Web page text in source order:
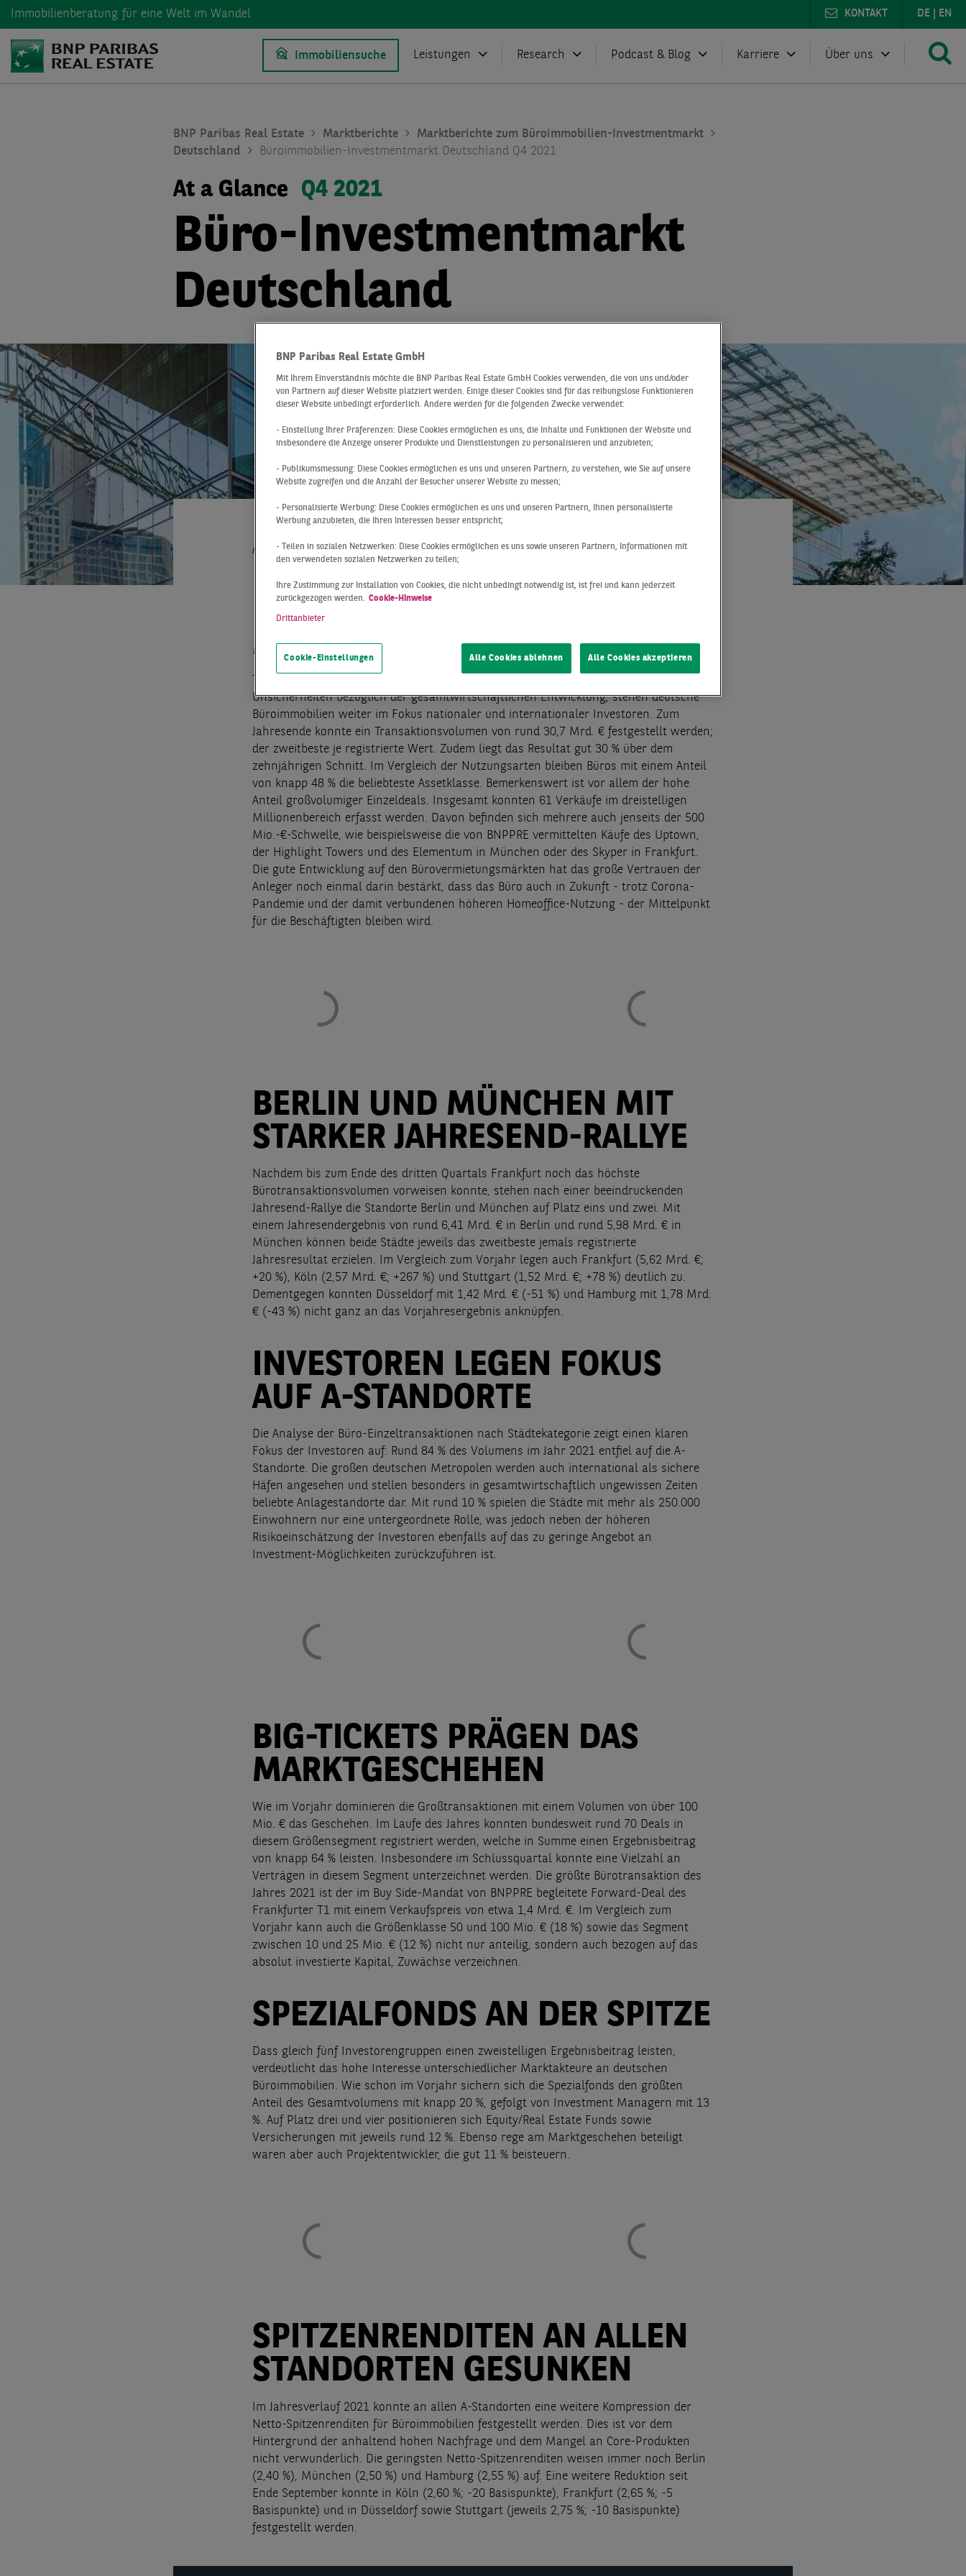
Immobilienberatung für eine Welt im Wandel DE EN
KONTAKT
Immobiliensuche Leistungen Research Podcast & Blog Karriere Über uns
BNP Paribas Real Estate Marktberichte
Marktberichte zum Büroimmobilien-Investmentmarkt
Deutschland
Büroimmobilien-Investmentmarkt Deutschland Q4 2021
At a Glance Q4 2021
Büro-Investmentmarkt
Deutschland
At a Glance Deutschland Q4 2021
BÜRO-INVESTMENTS
KNACKEN DIE 30 MRD.-€-
MARKE
Unsicherheiten bezüglich der gesamtwirtschaftlichen Entwicklung, stehen deutsche
Büroimmobilien weiter im Fokus nationaler und internationaler Investoren. Zum
Jahresende konnte ein Transaktionsvolumen von rund 30,7 Mrd. € festgestellt werden;
der zweitbeste je registrierte Wert. Zudem liegt das Resultat gut 30 % über dem
zehnjährigen Schnitt. Im Vergleich der Nutzungsarten bleiben Büros mit einem Anteil
von knapp 48 % die beliebteste Assetklasse. Bemerkenswert ist vor allem der hohe
Anteil großvolumiger Einzeldeals. Insgesamt konnten 61 Verkäufe im dreistelligen
Millionenbereich erfasst werden. Davon befinden sich mehrere auch jenseits der 500
Mio.-€-Schwelle, wie beispielsweise die von BNPPRE vermittelten Käufe des Uptown,
der Highlight Towers und des Elementum in München oder des Skyper in Frankfurt.
Die gute Entwicklung auf den Bürovermietungsmärkten hat das große Vertrauen der
Anleger noch einmal darin bestärkt, dass das Büro auch in Zukunft - trotz Corona-
Pandemie und der damit verbundenen höheren Homeoffice-Nutzung - der Mittelpunkt
für die Beschäftigten bleiben wird.
BERLIN UND MÜNCHEN MIT
STARKER JAHRESEND-RALLYE
Nachdem bis zum Ende des dritten Quartals Frankfurt noch das höchste
Bürotransaktionsvolumen vorweisen konnte, stehen nach einer beeindruckenden
Jahresend-Rallye die Standorte Berlin und München auf Platz eins und zwei. Mit
einem Jahresendergebnis von rund 6,41 Mrd. € in Berlin und rund 5,98 Mrd. € in
München können beide Städte jeweils das zweitbeste jemals registrierte
Jahresresultat erzielen. Im Vergleich zum Vorjahr legen auch Frankfurt (5,62 Mrd. €;
+20 %), Köln (2,57 Mrd. €; +267 %) und Stuttgart (1,52 Mrd. €; +78 %) deutlich zu.
Dementgegen konnten Düsseldorf mit 1,42 Mrd. € (-51 %) und Hamburg mit 1,78 Mrd.
€ (-43 %) nicht ganz an das Vorjahresergebnis anknüpfen.
INVESTOREN LEGEN FOKUS
AUF A-STANDORTE
Die Analyse der Büro-Einzeltransaktionen nach Städtekategorie zeigt einen klaren
Fokus der Investoren auf: Rund 84 % des Volumens im Jahr 2021 entfiel auf die A-
Standorte. Die großen deutschen Metropolen werden auch international als sichere
Häfen angesehen und stellen besonders in gesamtwirtschaftlich ungewissen Zeiten
beliebte Anlagestandorte dar. Mit rund 10 % spielen die Städte mit mehr als 250.000
Einwohnern nur eine untergeordnete Rolle, was jedoch neben der höheren
Risikoeinschätzung der Investoren ebenfalls auf das zu geringe Angebot an
Investment-Möglichkeiten zurückzuführen ist.
BIG-TICKETS PRÄGEN DAS
MARKTGESCHEHEN
Wie im Vorjahr dominieren die Großtransaktionen mit einem Volumen von über 100
Mio. € das Geschehen. Im Laufe des Jahres konnten bundesweit rund 70 Deals in
diesem Größensegment registriert werden, welche in Summe einen Ergebnisbeitrag
von knapp 64 % leisten. Insbesondere im Schlussquartal konnte eine Vielzahl an
Verträgen in diesem Segment unterzeichnet werden. Die größte Bürotransaktion des
Jahres 2021 ist der im Buy Side-Mandat von BNPPRE begleitete Forward-Deal des
Frankfurter T1 mit einem Verkaufspreis von etwa 1,4 Mrd. €. Im Vergleich zum
Vorjahr kann auch die Größenklasse 50 und 100 Mio. € (18 %) sowie das Segment
zwischen 10 und 25 Mio. € (12 %) nicht nur anteilig, sondern auch bezogen auf das
absolut investierte Kapital, Zuwächse verzeichnen.
SPEZIALFONDS AN DER SPITZE
Dass gleich fünf Investorengruppen einen zweistelligen Ergebnisbeitrag leisten,
verdeutlicht das hohe Interesse unterschiedlicher Marktakteure an deutschen
Büroimmobilien. Wie schon im Vorjahr sichern sich die Spezialfonds den größten
Anteil des Gesamtvolumens mit knapp 20 %, gefolgt von Investment Managern mit 13
%. Auf Platz drei und vier positionieren sich Equity/Real Estate Funds sowie
Versicherungen mit jeweils rund 12 %. Ebenso rege am Marktgeschehen beteiligt
waren aber auch Projektentwickler, die gut 11 % beisteuern.
SPITZENRENDITEN AN ALLEN
STANDORTEN GESUNKEN
Im Jahresverlauf 2021 konnte an allen A-Standorten eine weitere Kompression der
Netto-Spitzenrenditen für Büroimmobilien festgestellt werden. Dies ist vor dem
Hintergrund der anhaltend hohen Nachfrage und dem Mangel an Core-Produkten
nicht verwunderlich. Die geringsten Netto-Spitzenrenditen weisen immer noch Berlin
(2,40 %), München (2,50 %) und Hamburg (2,55 %) auf. Eine weitere Reduktion seit
Ende September konnte in Köln (2,60 %; -20 Basispunkte), Frankfurt (2,65 %; -5
Basispunkte) und in Düsseldorf sowie Stuttgart (jeweils 2,75 %; -10 Basispunkte)
festgestellt werden.
BNP Paribas Real Estate GmbH
Mit Ihrem Einverständnis möchte die BNP Paribas Real Estate GmbH Cookies verwenden, die von uns und/oder
von Partnern auf dieser Website platziert werden. Einige dieser Cookies sind für das reibungslose Funktionieren
dieser Website unbedingt erforderlich. Andere werden für die folgenden Zwecke verwendet:
- Einstellung Ihrer Präferenzen: Diese Cookies ermöglichen es uns, die Inhalte und Funktionen der Website und
insbesondere die Anzeige unserer Produkte und Dienstleistungen zu personalisieren und anzubieten;
- Publikumsmessung: Diese Cookies ermöglichen es uns und unseren Partnern, zu verstehen, wie Sie auf unsere
Website zugreifen und die Anzahl der Besucher unserer Website zu messen;
- Personalisierte Werbung: Diese Cookies ermöglichen es uns und unseren Partnern, Ihnen personalisierte
Werbung anzubieten, die Ihren Interessen besser entspricht;
- Teilen in sozialen Netzwerken: Diese Cookies ermöglichen es uns sowie unseren Partnern, Informationen mit
den verwendeten sozialen Netzwerken zu teilen;
Ihre Zustimmung zur Installation von Cookies, die nicht unbedingt notwendig ist, ist frei und kann jederzeit
zurückgezogen werden. Cookie-Hinweise
Drittanbieter
Cookie-Einstellungen Alle Cookies ablehnen Alle Cookies akzeptieren